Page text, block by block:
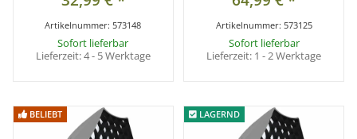
Artikelnummer: 573148
Sofort lieferbar
Lieferzeit:4 - 5 Werktage
Artikelnummer: 573125
Sofort lieferbar
Lieferzeit: 1 - 2 Werktage
BELIEBT
BELIEBT LAGERND
LAGERND